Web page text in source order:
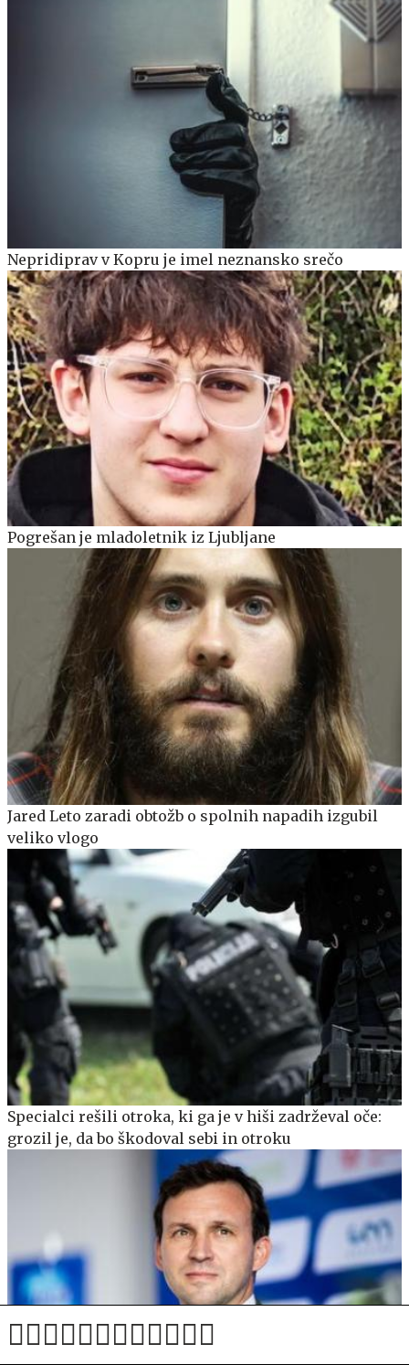
Nepridiprav v Kopru je imel neznansko srečo
Pogrešan je mladoletnik iz Ljubljane
Jared Leto zaradi obtožb o spolnih napadih izgubil
veliko vlogo
Specialci rešili otroka, ki ga je v hiši zadrževal oče:
grozil je, da bo škodoval sebi in otroku